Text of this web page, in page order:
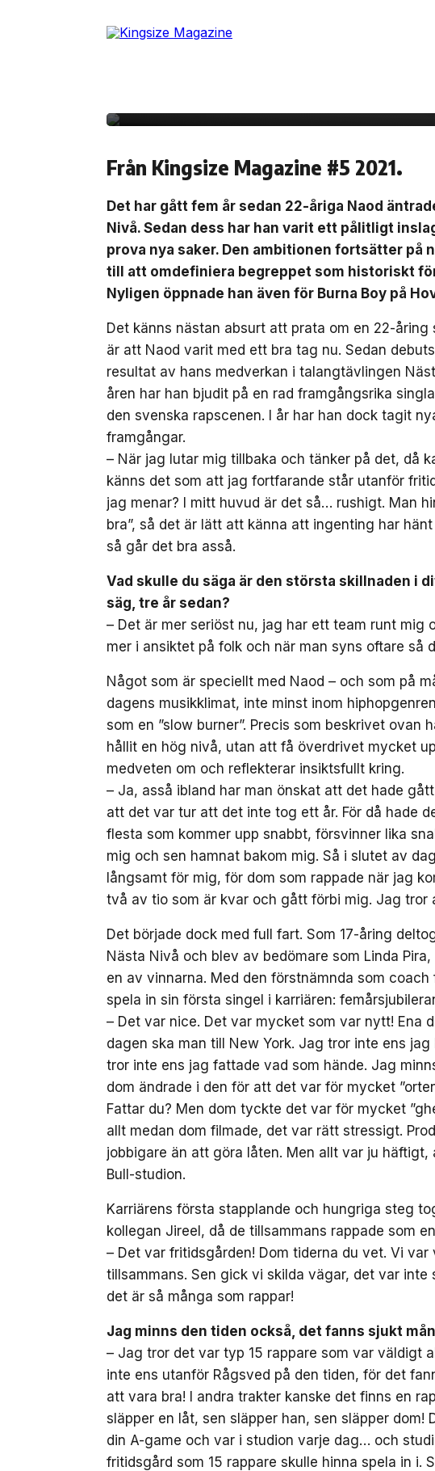
Från Kingsize Magazine #5 2021.
Det har gått fem år sedan 22-åriga Naod
Nivå. Sedan dess har han varit ett pålitligt
prova nya saker. Den ambitionen fortsätter på
till att omdefiniera begreppet som historiskt
Nyligen öppnade han även för Burna Boy på
Det känns nästan absurt att prata om en 22-
är att Naod varit med ett bra tag nu. Sedan
resultat av hans medverkan i talangtävlingen
åren har han bjudit på en rad framgångsrika
den svenska rapscenen. I år har han dock tagit
framgångar.
– När jag lutar mig tillbaka och tänker på det, då
känns det som att jag fortfarande står utanför
jag menar? I mitt huvud är det så… rushigt. Man
bra”, så det är lätt att känna att ingenting har
så går det bra asså.
Vad skulle du säga är den största skillnaden i
säg, tre år sedan?
– Det är mer seriöst nu, jag har ett team runt mig
mer i ansiktet på folk och när man syns oftare så
Något som är speciellt med Naod – och som på
dagens musikklimat, inte minst inom
som en ”slow burner”. Precis som beskrivet ovan
hållit en hög nivå, utan att få överdrivet mycket
medveten om och reflekterar insiktsfullt kring.
– Ja, asså ibland har man önskat att det hade
att det var tur att det inte tog ett år. För då hade
flesta som kommer upp snabbt, försvinner lika
mig och sen hamnat bakom mig. Så i slutet av
långsamt för mig, för dom som rappade när jag
två av tio som är kvar och gått förbi mig. Jag tror
Det började dock med full fart. Som 17-åring
Nästa Nivå och blev av bedömare som Linda
en av vinnarna. Med den förstnämnda som
spela in sin första singel i karriären:
– Det var nice. Det var mycket som var nytt! Ena
dagen ska man till New York. Jag tror inte ens
tror inte ens jag fattade vad som hände. Jag
dom ändrade i den för att det var för mycket
Fattar du? Men dom tyckte det var för mycket
allt medan dom filmade, det var rätt stressigt.
jobbigare än att göra låten. Men allt var ju häftigt,
Bull-studion.
Karriärens första stapplande och hungriga steg
kollegan Jireel, då de tillsammans rappade som
– Det var fritidsgården! Dom tiderna du vet. Vi
tillsammans. Sen gick vi skilda vägar, det var inte
det är så många som rappar!
Jag minns den tiden också, det fanns sjukt
– Jag tror det var typ 15 rappare som var väldigt
inte ens utanför Rågsved på den tiden, för det
att vara bra! I andra trakter kanske det finns en
släpper en låt, sen släpper han, sen släpper dom!
din A-game och var i studion varje dag… och
fritidsgård som 15 rappare skulle hinna spela in i.